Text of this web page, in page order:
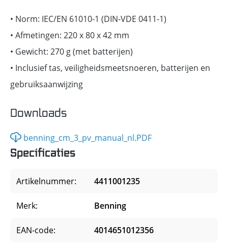
• Norm: IEC/EN 61010-1 (DIN-VDE 0411-1)
• Afmetingen: 220 x 80 x 42 mm
• Gewicht: 270 g (met batterijen)
• Inclusief tas, veiligheidsmeetsnoeren, batterijen en
gebruiksaanwijzing
Downloads
benning_cm_3_pv_manual_nl.PDF
Specificaties
Artikelnummer: 4411001235
Merk: Benning
EAN-code: 4014651012356